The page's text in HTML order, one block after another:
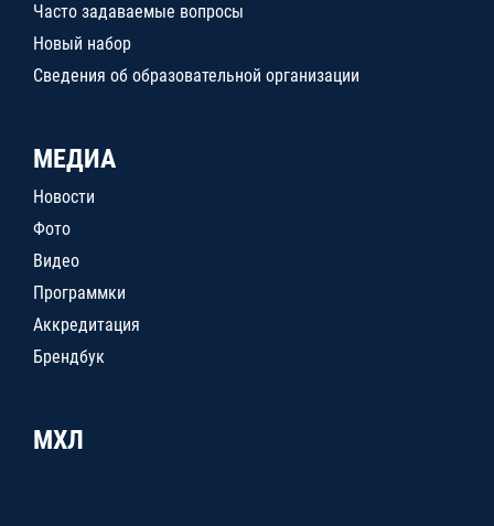
Часто задаваемые вопросы
Новый набор
Сведения об образовательной организации
МЕДИА
Новости
Фото
Видео
Программки
Аккредитация
Брендбук
МХЛ